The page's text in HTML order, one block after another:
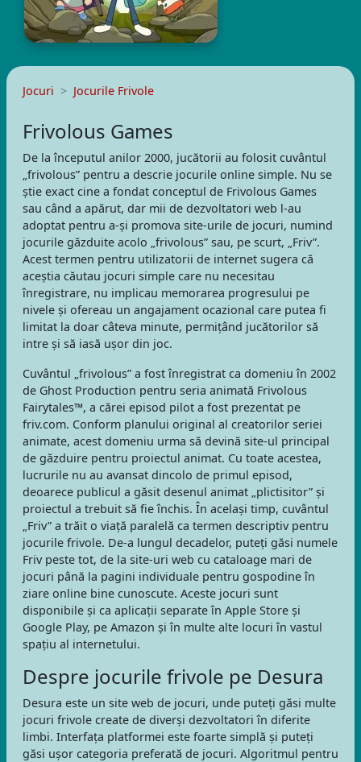
Jocuri Jocurile Frivole
Frivolous Games
De la începutul anilor 2000, jucătorii au folosit cuvântul
„frivolous” pentru a descrie jocurile online simple. Nu se
știe exact cine a fondat conceptul de Frivolous Games
sau când a apărut, dar mii de dezvoltatori web l-au
adoptat pentru a-și promova site-urile de jocuri, numind
jocurile găzduite acolo „frivolous” sau, pe scurt, „Friv”.
Acest termen pentru utilizatorii de internet sugera că
aceștia căutau jocuri simple care nu necesitau
înregistrare, nu implicau memorarea progresului pe
nivele și ofereau un angajament ocazional care putea fi
limitat la doar câteva minute, permițând jucătorilor să
intre și să iasă ușor din joc.
Cuvântul „frivolous” a fost înregistrat ca domeniu în 2002
de Ghost Production pentru seria animată Frivolous
Fairytales™, a cărei episod pilot a fost prezentat pe
friv.com. Conform planului original al creatorilor seriei
animate, acest domeniu urma să devină site-ul principal
de găzduire pentru proiectul animat. Cu toate acestea,
lucrurile nu au avansat dincolo de primul episod,
deoarece publicul a găsit desenul animat „plictisitor” și
proiectul a trebuit să fie închis. În același timp, cuvântul
„Friv” a trăit o viață paralelă ca termen descriptiv pentru
jocurile frivole. De-a lungul decadelor, puteți găsi numele
Friv peste tot, de la site-uri web cu cataloage mari de
jocuri până la pagini individuale pentru gospodine în
ziare online bine cunoscute. Aceste jocuri sunt
disponibile și ca aplicații separate în Apple Store și
Google Play, pe Amazon și în multe alte locuri în vastul
spațiu al internetului.
Despre jocurile frivole pe Desura
Desura este un site web de jocuri, unde puteți găsi multe
jocuri frivole create de diverși dezvoltatori în diferite
limbi. Interfața platformei este foarte simplă și puteți
găsi ușor categoria preferată de jocuri. Algoritmul pentru